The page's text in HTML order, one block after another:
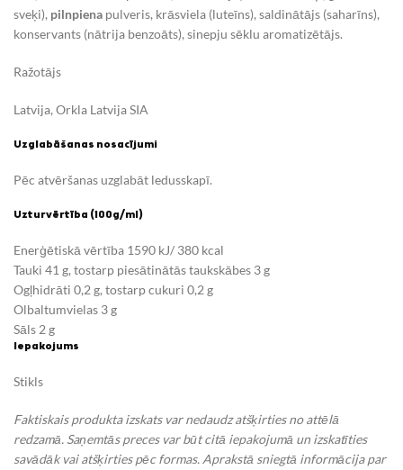
sveķi), pilnpiena pulveris, krāsviela (luteīns), saldinātājs (saharīns),
konservants (nātrija benzoāts), sinepju sēklu aromatizētājs.
Ražotājs
Latvija, Orkla Latvija SIA
Uzglabāšanas nosacījumi
Pēc atvēršanas uzglabāt ledusskapī.
Uzturvērtība (100g/ml)
Enerģētiskā vērtība 1590 kJ/ 380 kcal
Tauki 41 g, tostarp piesātinātās taukskābes 3 g
Ogļhidrāti 0,2 g, tostarp cukuri 0,2 g
Olbaltumvielas 3 g
Sāls 2 g
Iepakojums
Stikls
Faktiskais produkta izskats var nedaudz atšķirties no attēlā
redzamā. Saņemtās preces var būt citā iepakojumā un izskatīties
savādāk vai atšķirties pēc formas. Aprakstā sniegtā informācija par